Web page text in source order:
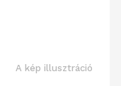
A kép illusztráció